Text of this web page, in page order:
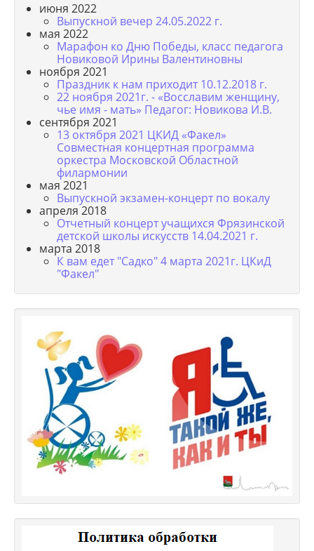
июня 2022
Выпускной вечер 24.05.2022 г.
мая 2022
Марафон ко Дню Победы, класс педагога
Новиковой Ирины Валентиновны
ноября 2021
Праздник к нам приходит 10.12.2018 г.
22 ноября 2021г. - «Восславим женщину,
чье имя - мать» Педагог: Новикова И.В.
сентября 2021
13 октября 2021 ЦКИД «Факел»
Совместная концертная программа
оркестра Московской Областной
филармонии
мая 2021
Выпускной экзамен-концерт по вокалу
апреля 2018
Отчетный концерт учащихся Фрязинской
детской школы искусств 14.04.2021 г.
марта 2018
К вам едет "Садко" 4 марта 2021г. ЦКиД
"Факел"